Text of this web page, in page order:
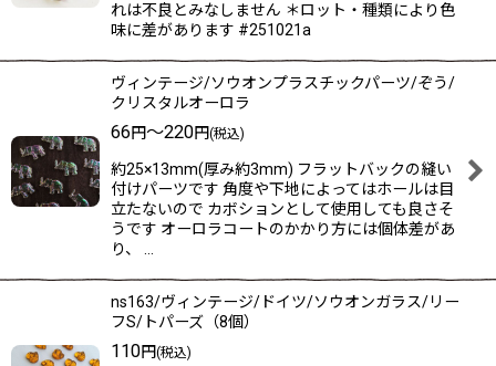
れは不良とみなしません ＊ロット・種類により色
味に差があります #251021a
ヴィンテージ/ソウオンプラスチックパーツ/ぞう/
クリスタルオーロラ
66円～220円(税込)
約25×13mm(厚み約3mm) フラットバックの縫い
付けパーツです 角度や下地によってはホールは目
立たないので カボションとして使用しても良さそ
うです オーロラコートのかかり方には個体差があ
り、 …
ns163/ヴィンテージ/ドイツ/ソウオンガラス/リー
フS/トパーズ（8個）
110円(税込)